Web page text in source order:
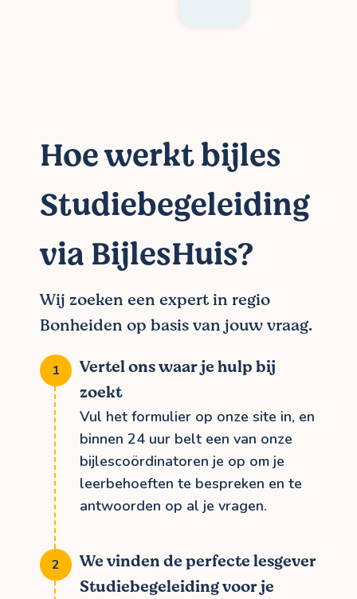
Hoe werkt bijles
Studiebegeleiding
via BijlesHuis?
Wij zoeken een expert in regio
Bonheiden op basis van jouw vraag.
Vertel ons waar je hulp bij
zoekt
Vul het formulier op onze site in, en
binnen 24 uur belt een van onze
bijlescoördinatoren je op om je
leerbehoeften te bespreken en te
antwoorden op al je vragen.
We vinden de perfecte lesgever
Studiebegeleiding voor je